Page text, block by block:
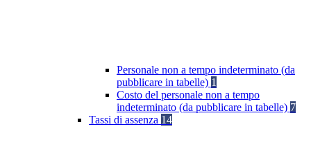
Personale non a tempo indeterminato (da
pubblicare in tabelle) 1
Costo del personale non a tempo
indeterminato (da pubblicare in tabelle) 7
Tassi di assenza 14